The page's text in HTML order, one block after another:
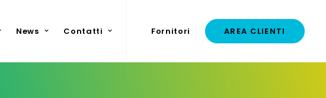
News Contatti Fornitori AREA CLIENTI